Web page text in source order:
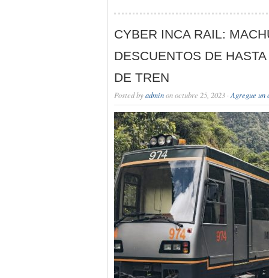
CYBER INCA RAIL:
DESCUENTOS DE
DE TREN
Posted byadminon octubre 25, 2023 · Agregue un